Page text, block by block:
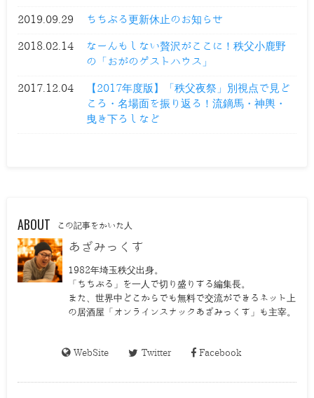
2019.09.29 ちちぶる更新休止のお知らせ
2018.02.14
なーんもしない贅沢がここに！秩父小鹿野
の「おがのゲストハウス」
2017.12.04
【2017年度版】「秩父夜祭」別視点で見ど
ころ・名場面を振り返る！流鏑馬・神輿・
曳き下ろしなど
ABOUT この記事をかいた人
あざみっくす
1982年埼玉秩父出身。
「ちちぶる」を一人で切り盛りする編集長。
また、世界中どこからでも無料で交流ができるネット上
の居酒屋「オンラインスナックあざみっくす」も主宰。
WebSite Twitter Facebook